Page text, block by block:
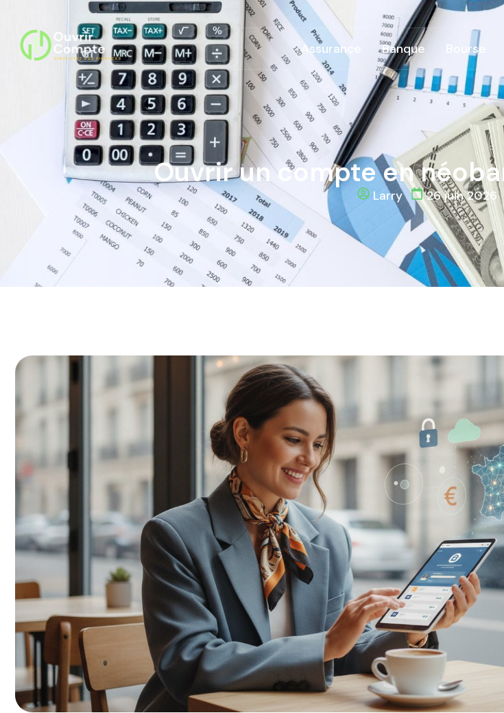
Assurance Banque Bourse
Ouvrir un compte en
Larry 26 juin 2026